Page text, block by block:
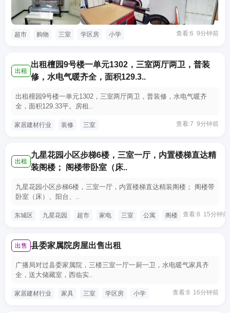
超市 购物 三室 学区房 小学 查看:6 9分钟前
出租
出租檀园9号楼一单元1302，三室两厅两卫，普装
修，水电气暖齐全，面积129.3..
出租檀园9号楼一单元1302，三室两厅两卫，普装修，水电气暖齐
全，面积129.33平。房租..
家居建材行业 装修 三室 查看:7 9分钟前
出租
九星花园小区步梯6楼，三室一厅，内置楼梯直达精
装阁楼； 阁楼带卧室（床..
九星花园小区步梯6楼，三室一厅，内置楼梯直达精装阁楼； 阁楼带
卧室（床）、阳台、..
东城区 九星花园 超市 家电 三室 公寓 阁楼 查看:8 15分钟前
出售 县委家属院房屋出售出租
广播局对过县委家属院，三楼三室一厅一厨一卫，水电暖气家具齐
全，送大储藏室，西临实..
家居建材行业 家具 三室 学区房 小学 查看:8 16分钟前